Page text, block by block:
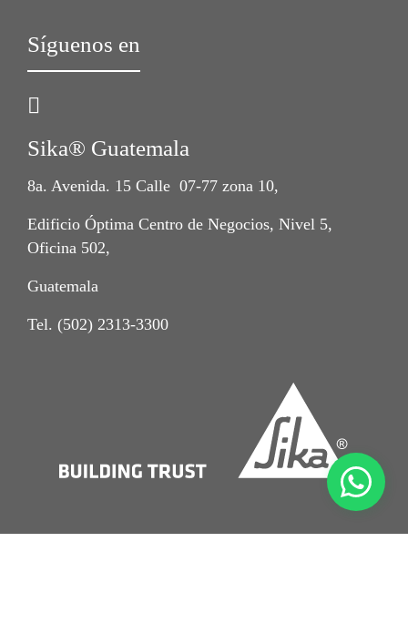
Síguenos en
Sika® Guatemala
8a. Avenida. 15 Calle 07-77 zona 10,
Edificio Óptima Centro de Negocios, Nivel 5,
Oficina 502,
Guatemala
Tel. (502) 2313-3300